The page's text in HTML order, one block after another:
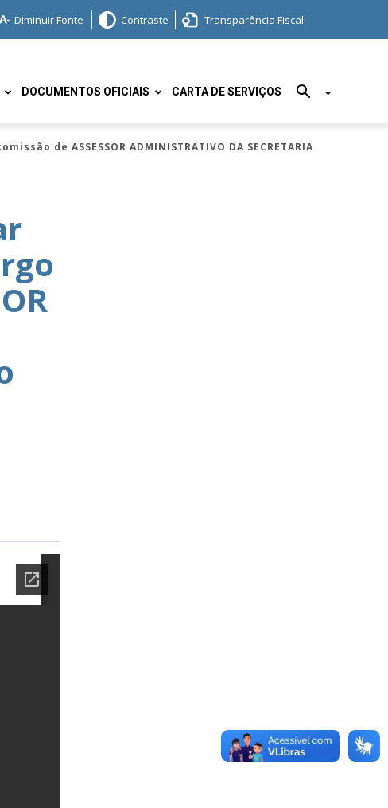
Diminuir Fonte Contraste Transparência Fiscal
DOCUMENTOS OFICIAIS CARTA DE SERVIÇOS
de ASSESSOR ADMINISTRATIVO DA SECRETARIA